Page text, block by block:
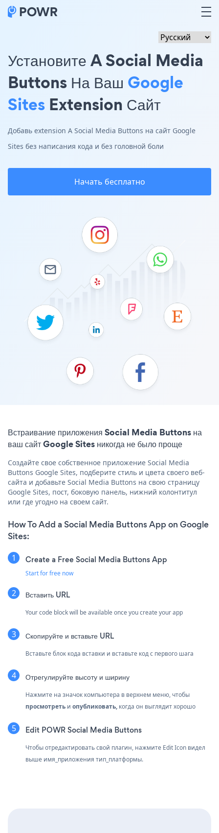
Установите A Social Media
Buttons На Ваш Google
Sites Extension Сайт
Добавь extension A Social Media Buttons на сайт Google
Sites без написания кода и без головной боли
Начать бесплатно
Встраивание приложения Social Media Buttons на
ваш сайт Google Sites никогда не было проще
Создайте свое собственное приложение Social Media
Buttons Google Sites, подберите стиль и цвета своего веб-
сайта и добавьте Social Media Buttons на свою страницу
Google Sites, пост, боковую панель, нижний колонтитул
или где угодно на своем сайт.
How To Add a Social Media Buttons App on Google
Sites:
Create a Free Social Media Buttons App
Start for free now
Вставить URL
Your code block will be available once you create your app
Скопируйте и вставьте URL
Вставьте блок кода вставки и вставьте код с первого шага
Отрегулируйте высоту и ширину
Нажмите на значок компьютера в верхнем меню, чтобы
просмотреть и опубликовать, когда он выглядит хорошо
Edit POWR Social Media Buttons
Чтобы отредактировать свой плагин, нажмите Edit Icon видел
выше имя_приложения тип_платформы.